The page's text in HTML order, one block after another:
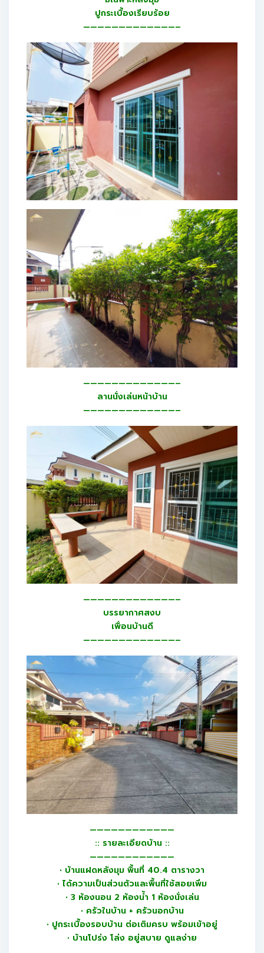
ปูกระเบื้องเรียบร้อย
—————————————–
—————————————–
ลานนั่งเล่นหน้าบ้าน
—————————————–
—————————————–
บรรยากาศสงบ
เพื่อนบ้านดี
—————————————–
————————————
:: รายละเอียดบ้าน ::
————————————
• บ้านแฝดหลังมุม พื้นที่ 40.4 ตารางวา
• ได้ความเป็นส่วนตัวและพื้นที่ใช้สอยเพิ่ม
• 3 ห้องนอน 2 ห้องน้ำ 1 ห้องนั่งเล่น
• ครัวในบ้าน + ครัวนอกบ้าน
• ปูกระเบื้องรอบบ้าน ต่อเติมครบ พร้อมเข้าอยู่
• บ้านโปร่ง โล่ง อยู่สบาย ดูแลง่าย